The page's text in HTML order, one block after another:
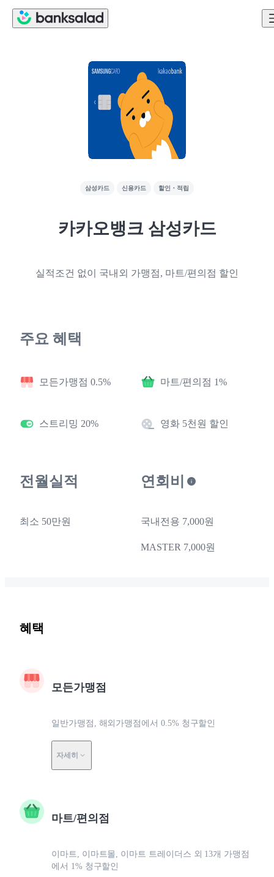
삼성카드 신용카드 할인・적립
카카오뱅크 삼성카드
실적조건 없이 국내외 가맹점, 마트/편의점 할인
주요 혜택
모든가맹점 0.5% 마트/편의점 1%
스트리밍 20% 영화 5천원 할인
전월실적
최소 50만원
연회비
국내전용 7,000원
MASTER 7,000원
혜택
모든가맹점
일반가맹점, 해외가맹점에서 0.5% 청구할인
자세히
마트/편의점
이마트, 이마트몰, 이마트 트레이더스 외 13개 가맹점
에서 1% 청구할인